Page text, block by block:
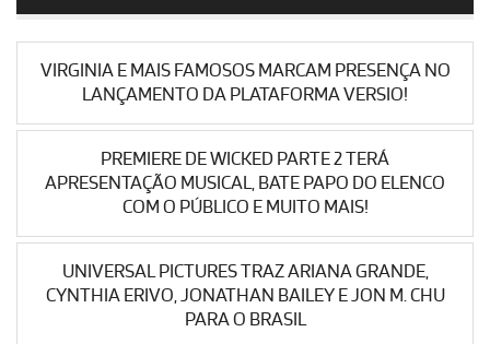
VIRGINIA E MAIS FAMOSOS MARCAM PRESENÇA NO
LANÇAMENTO DA PLATAFORMA VERSIO!
PREMIERE DE WICKED PARTE 2 TERÁ
APRESENTAÇÃO MUSICAL, BATE PAPO DO ELENCO
COM O PÚBLICO E MUITO MAIS!
UNIVERSAL PICTURES TRAZ ARIANA GRANDE,
CYNTHIA ERIVO, JONATHAN BAILEY E JON M. CHU
PARA O BRASIL